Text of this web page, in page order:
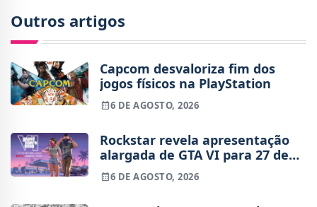
Outros artigos
Capcom desvaloriza fim dos
jogos físicos na PlayStation
6 DE AGOSTO, 2026
Rockstar revela apresentação
alargada de GTA VI para 27 de
agosto
6 DE AGOSTO, 2026